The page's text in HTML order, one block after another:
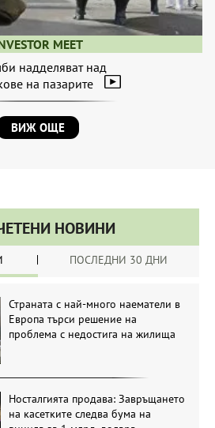
MEET
надделяват над
на пазарите
ВИЖ ОЩЕ
НОВИНИ
ПОСЛЕДНИ 30 ДНИ
Страната с най-много наематели в
Европа търси решение на
проблема с недостига на жилища
Носталгията продава: Завръщането
на касетките следва бума на